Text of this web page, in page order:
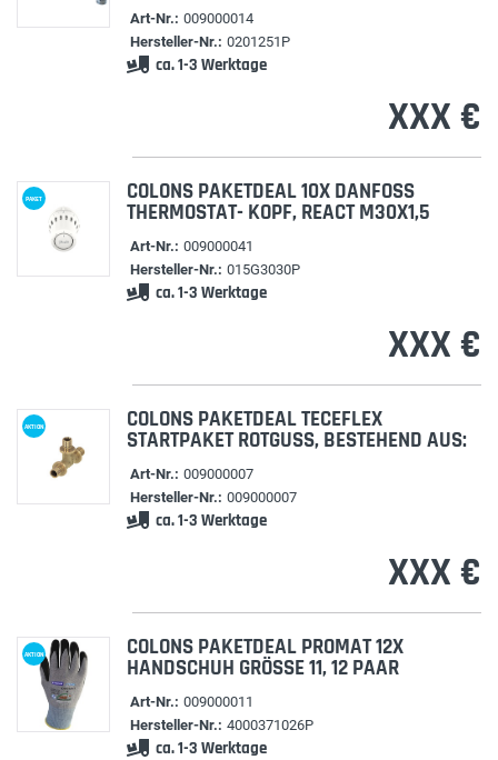
Art-Nr.: 009000014
Hersteller-Nr.: 0201251P
ca. 1-3 Werktage
XXX €
PAKET COLONS PAKETDEAL 10X DANFOSS
THERMOSTAT- KOPF, REACT M30X1,5
Art-Nr.: 009000041
Hersteller-Nr.: 015G3030P
ca. 1-3 Werktage
XXX €
AKTION COLONS PAKETDEAL TECEFLEX
STARTPAKET ROTGUSS, BESTEHEND AUS:
Art-Nr.: 009000007
Hersteller-Nr.: 009000007
ca. 1-3 Werktage
XXX €
AKTION COLONS PAKETDEAL PROMAT 12X
HANDSCHUH GRÖSSE 11, 12 PAAR
Art-Nr.: 009000011
Hersteller-Nr.: 4000371026P
ca. 1-3 Werktage